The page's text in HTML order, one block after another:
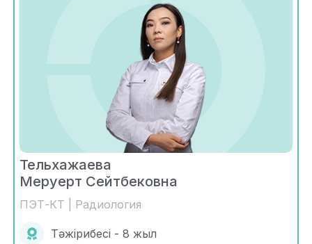
Тельхажаева
Меруерт Сейтбековна
ПЭТ-КТ | Радиология
Тәжірибесі - 8 жыл